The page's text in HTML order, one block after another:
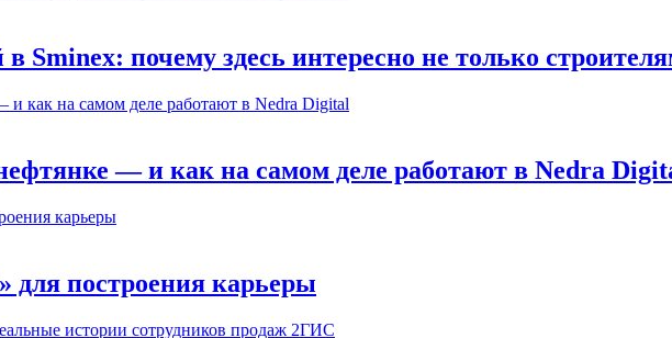
Sminex: почему здесь интересно не только
— и как на самом деле работают в Nedra
для построения карьеры